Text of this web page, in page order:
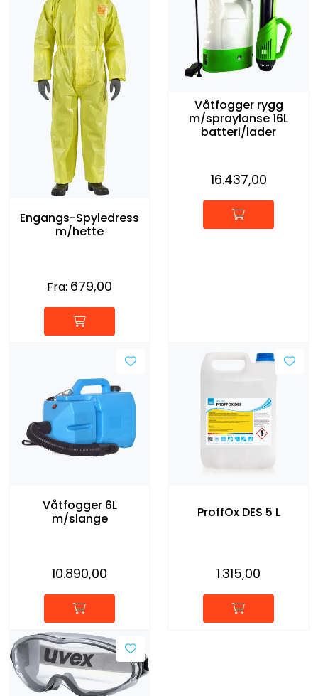
Engangs-Spyledress
m/hette
Fra: 679,00
Våtfogger rygg
m/spraylanse 16L
batteri/lader
16.437,00
Våtfogger 6L
m/slange
10.890,00
ProffOx DES 5 L
1.315,00